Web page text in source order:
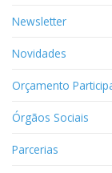
Newsletter
Novidades
Orçamento
Órgãos Sociais
Parcerias